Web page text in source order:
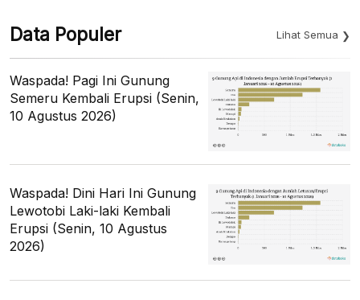
Data Populer Lihat Semua
Waspada! Pagi Ini Gunung
Semeru Kembali Erupsi (Senin,
10 Agustus 2026)
Waspada! Dini Hari Ini Gunung
Lewotobi Laki-laki Kembali
Erupsi (Senin, 10 Agustus
2026)